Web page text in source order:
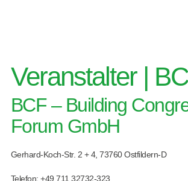
Veranstalter |
BCF – Building
Forum GmbH
Gerhard-Koch-Str. 2 + 4, 73760 Ostfildern-D
Telefon:+49 711 32732-323